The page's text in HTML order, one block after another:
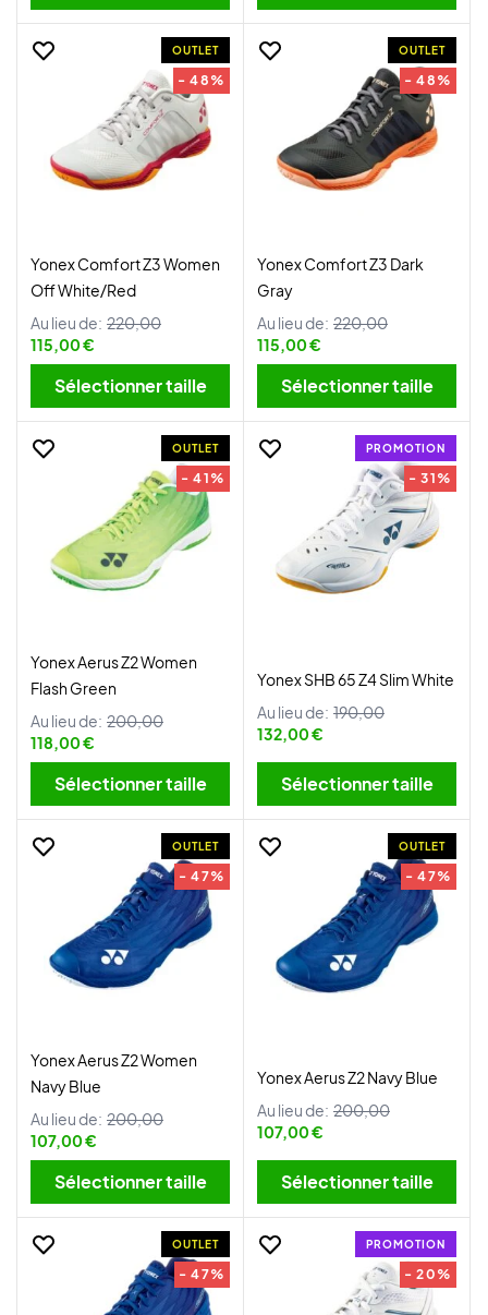
OUTLET
- 48%
Yonex Comfort Z3 Women
Off White/Red
Au lieu de: 220,00
115,00 €
Sélectionner taille
OUTLET
- 48%
Yonex Comfort Z3 Dark
Gray
Au lieu de: 220,00
115,00 €
Sélectionner taille
OUTLET
- 41%
Yonex Aerus Z2 Women
Flash Green
Au lieu de: 200,00
118,00 €
Sélectionner taille
PROMOTION
- 31%
Yonex SHB 65 Z4 Slim White
Au lieu de: 190,00
132,00 €
Sélectionner taille
OUTLET
- 47%
Yonex Aerus Z2 Women
Navy Blue
Au lieu de: 200,00
107,00 €
Sélectionner taille
OUTLET
- 47%
Yonex Aerus Z2 Navy Blue
Au lieu de: 200,00
107,00 €
Sélectionner taille
OUTLET
- 47%
PROMOTION
- 20%